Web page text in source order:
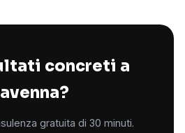
concreti a
gratuita di 30 minuti.